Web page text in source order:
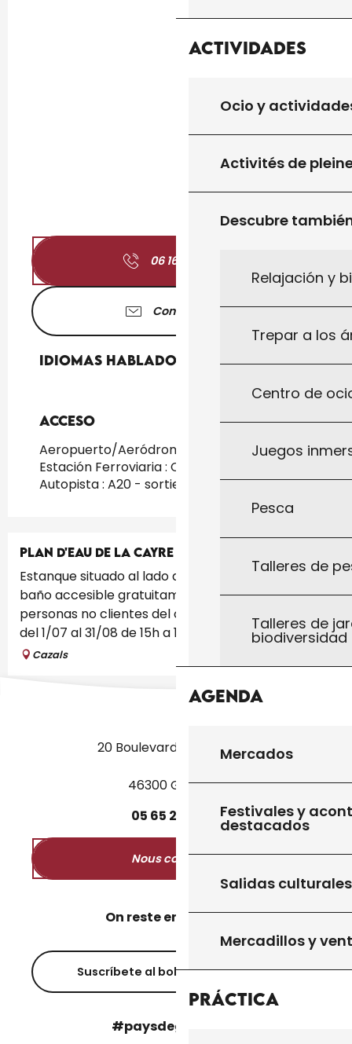
Actividades
Ocio y
Activités de
Descubre
Relajación y
Trepar a los
Centro de
Juegos
Pesca
Talleres de
Talleres de
biodiversidad
Agenda
Mercados
Festivales y
destacados
Salidas culturales
Mercadillos y
Práctica
06 16 33 96
Contáctenos
Idiomas hablados
Idiomas hablados
Acceso
Acceso
Aeropuerto/Aeródromo : Toulouse a 160km
Estación Ferroviaria : Cahors a 20km
Autopista : A20 - sortie 56 a 32km
PLAN D'EAU DE LA CAYRE
Estanque situado al lado del camping municipal,
baño accesible gratuitamente incluso para las
personas no clientes del camping: - baño vigilado
del 1/07 al 31/08 de 15h a 19h30...
Cazals
20 Boulevard des Martyrs
46300 Gourdon
05 65 27 50
Nous contacter
On reste en contact ?
Suscríbete al boletín informativo
#paysdegourdon !